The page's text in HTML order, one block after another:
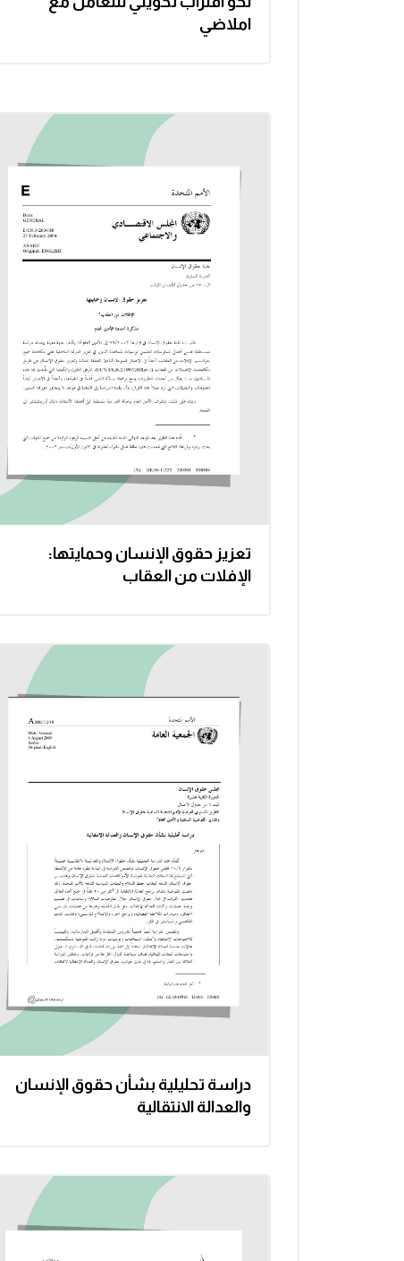
املاضي
تعزيز حقوق الإنسان وحمايتها:
الإفلات من العقاب
دراسة تحليلية بشأن حقوق الإنسان
والعدالة الانتقالية